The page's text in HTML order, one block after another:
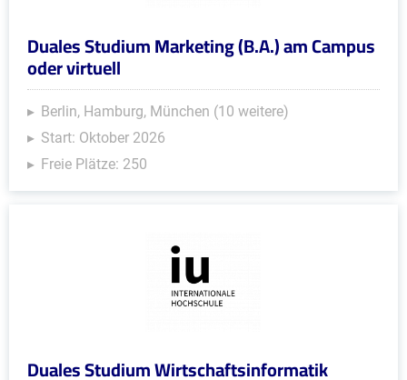
Duales Studium Marketing (B.A.) am Campus
oder virtuell
Berlin, Hamburg, München (10 weitere)
Start: Oktober 2026
Freie Plätze: 250
Duales Studium Wirtschaftsinformatik